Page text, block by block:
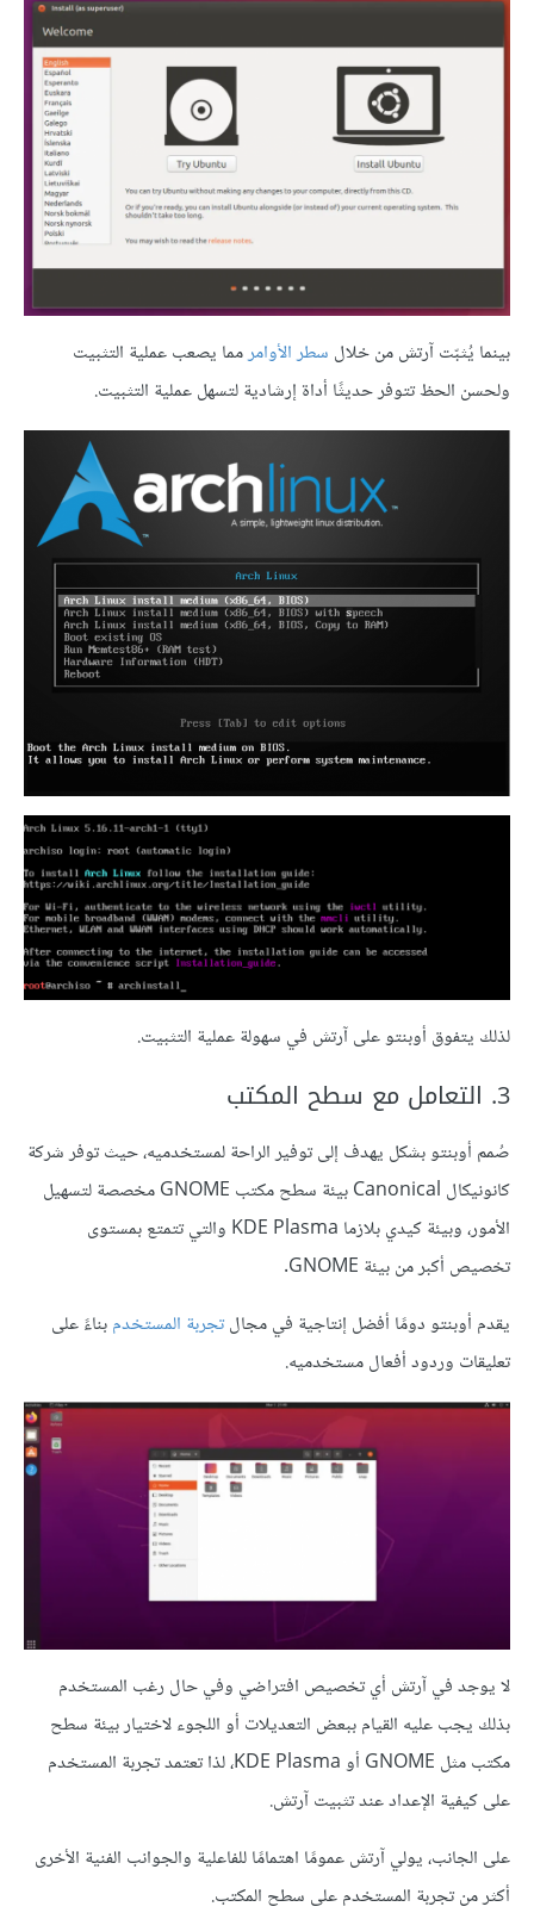
بينما يُثبّت آرتش من خلال سطر الأوامرمما يصعب عملية التثبيت
ولحسن الحظ تتوفر حديثًا أداة إرشادية لتسهل عملية التثبيت.
لذلك يتفوق أوبنتو على آرتش في سهولة عملية التثبيت.
3. التعامل مع سطح المكتب
صُمم أوبنتو بشكل يهدف إلى توفير الراحة لمستخدميه، حيث توفر شركة
كانونيكال Canonical بيئة سطح مكتب GNOME مخصصة لتسهيل
الأمور، وبيئة كيدي بلازما KDE Plasma والتي تتمتع بمستوى
تخصيص أكبر من بيئة GNOME.
يقدم أوبنتو دومًا أفضل إنتاجية في مجالتجربة المستخدمبناءً على
تعليقات وردود أفعال مستخدميه.
لا يوجد في آرتش أي تخصيص افتراضي وفي حال رغب المستخدم
بذلك يجب عليه القيام ببعض التعديلات أو اللجوء لاختيار بيئة سطح
مكتب مثل GNOME أو KDE Plasma، لذا تعتمد تجربة المستخدم
على كيفية الإعداد عند تثبيت آرتش.
على الجانب، يولي آرتش عمومًا اهتمامًا للفاعلية والجوانب الفنية الأخرى
أكثر من تجربة المستخدم على سطح المكتب.